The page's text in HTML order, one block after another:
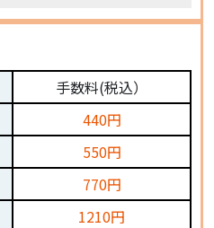
手数料(税込）
440円
550円
770円
1210円